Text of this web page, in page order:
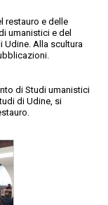
restauro e delle
umanistici e del
Udine. Alla scultura
di Studi umanistici
di Udine, si